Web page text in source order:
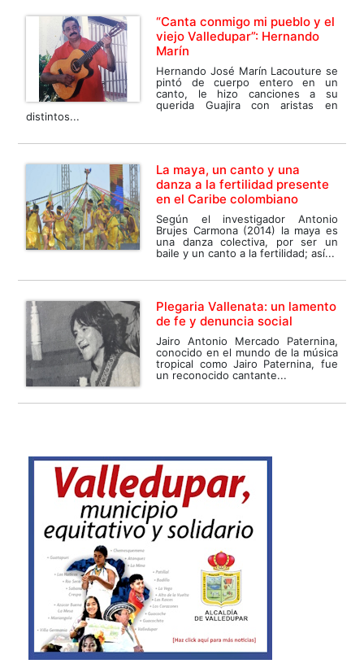
“Canta conmigo mi pueblo y el
viejo Valledupar”: Hernando
Marín
Hernando José Marín Lacouture se
pintó de cuerpo entero en un
canto, le hizo canciones a su
querida Guajira con aristas en
distintos...
La maya, un canto y una
danza a la fertilidad presente
en el Caribe colombiano
Según el investigador Antonio
Brujes Carmona (2014) la maya es
una danza colectiva, por ser un
baile y un canto a la fertilidad; así...
Plegaria Vallenata: un lamento
de fe y denuncia social
Jairo Antonio Mercado Paternina,
conocido en el mundo de la música
tropical como Jairo Paternina, fue
un reconocido cantante...